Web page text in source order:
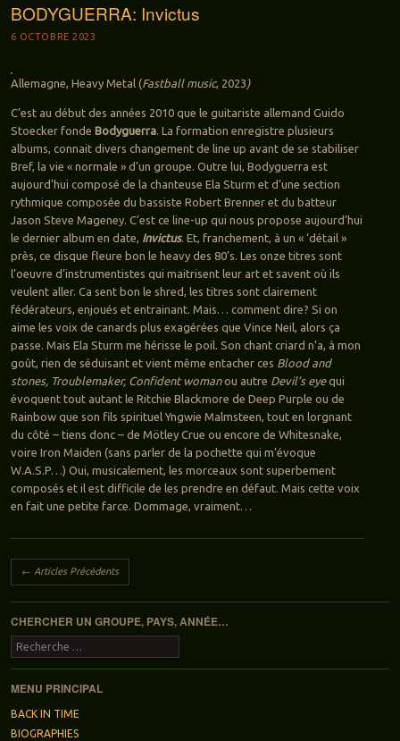
BODYGUERRA: Invictus
6 OCTOBRE 2023
Allemagne, Heavy Metal (Fastball music, 2023 )
C’est au début des années 2010 que le guitariste allemand Guido
Stoecker fonde Bodyguerra. La formation enregistre plusieurs
albums, connait divers changement de line up avant de se stabiliser
Bref, la vie « normale » d’un groupe. Outre lui, Bodyguerra est
aujourd’hui composé de la chanteuse Ela Sturm et d’une section
rythmique composée du bassiste Robert Brenner et du batteur
Jason Steve Mageney. C’est ce line-up qui nous propose aujourd’hui
le dernier album en date, Invictus. Et, franchement, à un « ‘détail »
près, ce disque fleure bon le heavy des 80’s. Les onze titres sont
l’oeuvre d’instrumentistes qui maitrisent leur art et savent où ils
veulent aller. Ca sent bon le shred, les titres sont clairement
fédérateurs, enjoués et entrainant. Mais… comment dire? Si on
aime les voix de canards plus exagérées que Vince Neil, alors ça
passe. Mais Ela Sturm me hérisse le poil. Son chant criard n’a, à mon
goût, rien de séduisant et vient même entacher ces Blood and
stones, Troublemaker, Confident womanou autre Devil’s eyequi
évoquent tout autant le Ritchie Blackmore de Deep Purple ou de
Rainbow que son fils spirituel Yngwie Malmsteen, tout en lorgnant
du côté – tiens donc – de Mötley Crue ou encore de Whitesnake,
voire Iron Maiden (sans parler de la pochette qui m’évoque
W.A.S.P…) Oui, musicalement, les morceaux sont superbement
composés et il est difficile de les prendre en défaut. Mais cette voix
en fait une petite farce. Dommage, vraiment…
Navigation des articles
← Articles Précédents
CHERCHER UN GROUPE, PAYS, ANNÉE…
Recherche
MENU PRINCIPAL
BACK IN TIME
BIOGRAPHIES